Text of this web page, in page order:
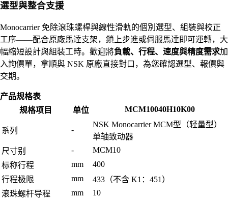
選型與整合支援
Monocarrier 免除滾珠螺桿與線性滑軌的個別選型、組裝與校正
工序——配合原廠馬達支架，鎖上步進或伺服馬達即可運轉，大
幅縮短設計與組裝工時。歡迎將負載、行程、速度與精度需求加
入詢價單，拿順與 NSK 原廠直接對口，為您確認選型、報價與
交期。
产品规格表
规格项目
单位 MCM10040H10K00
系列 -
NSK Monocarrier MCM型（轻量型）
单轴致动器
尺寸别
-
MCM10
标称行程
mm
400
行程极限
mm
433（不含 K1：451）
滚珠螺杆导程
mm
10